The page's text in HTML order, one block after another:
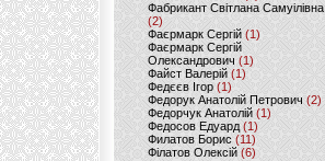
Фабрикант Світлана Самуілівна
(2)
Фаєрмарк Сергій(1)
Фаєрмарк Сергій
Олександрович (1)
Файст Валерій(1)
Федєєв Ігор (1)
Федорук Анатолій Петрович (2)
Федорчук Анатолій (1)
Федосов Едуард (1)
Филатов Борис (11)
Філатов Олексій (6)